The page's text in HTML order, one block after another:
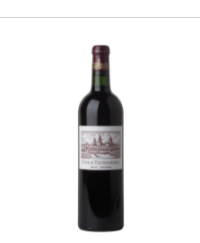
ーズ、加工肉、フルーツなどと好相性
ヴィーガン認証*本ヴィンテージが
場合は自動的に次のヴィンテージに変更
とすっきりとした味わいを持ち、爽や
フレンドリー。 音楽だけでなくワイン
人気を博したカイリーがプロセッコを
が施されていて、プレゼントに最適！
ーズ、加工肉、フルーツなどと好相性
場合は自動的に次のヴィンテージに変更